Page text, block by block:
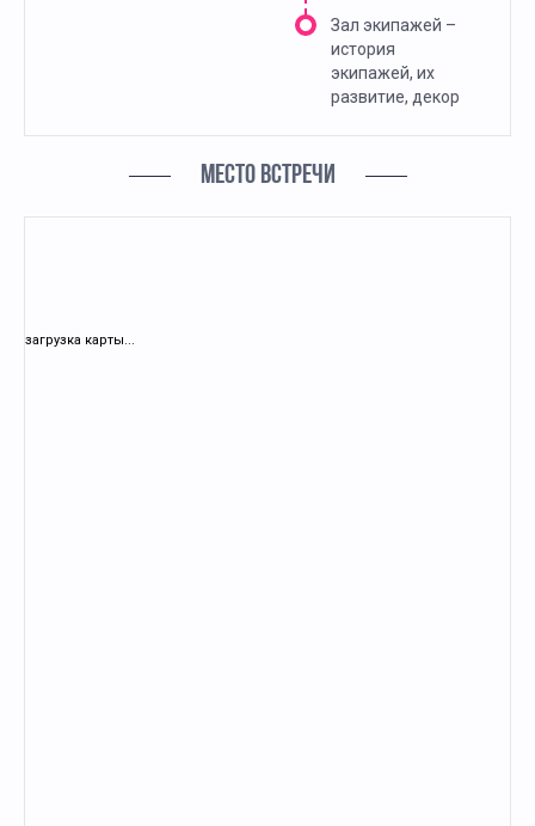
Зал экипажей –
история
экипажей, их
развитие, декор
МЕСТО ВСТРЕЧИ
загрузка карты...